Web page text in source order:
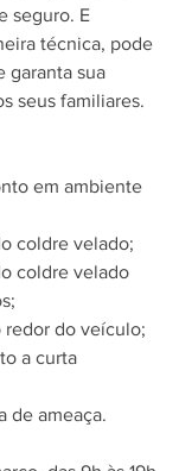
seguro. E
técnica, pode
garanta sua
seus familiares.
em ambiente
coldre velado;
coldre velado
redor do veículo;
a curta
de ameaça.